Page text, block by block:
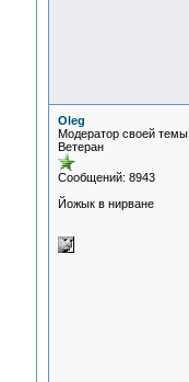
Oleg
Модератор своей темы
Ветеран
Сообщений: 8943
Йожык в нирване